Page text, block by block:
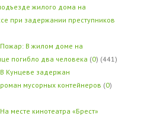
жилого дома на
при задержании преступников
Пожар: В жилом доме на
погибло два человека (0) (441)
В Кунцеве задержан
мусорных контейнеров (0)
На месте кинотеатра «Брест»